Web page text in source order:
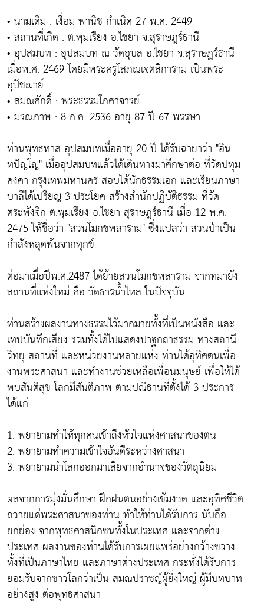
• นามเดิม : เงื่อม พานิช กำเนิด 27 พ.ค. 2449
• สถานที่เกิด : ต.พุมเรียง อ.ไชยา จ.สุราษฎร์ธานี
• อุปสมบท : อุปสมบท ณ วัดอุบล อ.ไชยา จ.สุราษฎร์ธานี
เมื่อพ.ศ. 2469 โดยมีพระครูโสภณเจตสิการาม เป็นพระ
อุปัชฌาย์
• สมณศักดิ์ : พระธรรมโกศาจารย์
• มรณภาพ : 8 ก.ค. 2536 อายุ 87 ปี 67 พรรษา
ท่านพุทธทาส อุปสมบทเมื่ออายุ 20 ปี ได้รับฉายาว่า "อิน
ทปัญโญ" เมื่ออุปสมบทแล้วได้เดินทางมาศึกษาต่อ ที่วัดปทุม
คงคา กรุงเทพมหานคร สอบได้นักธรรมเอก และเรียนภาษา
บาลีได้เปรียญ 3 ประโยค สร้างสำนักปฏิบัติธรรม ที่วัด
ตระพังจิก ต.พุมเรียง อ.ไชยา สุราษฎร์ธานี เมื่อ 12 พ.ค.
2475 ให้ชื่อว่า "สวนโมกขพลาราม" ซึ่งแปลว่า สวนป่าเป็น
กำลังหลุดพ้นจากทุกข์
ต่อมาเมื่อปีพ.ศ.2487 ได้ย้ายสวนโมกขพลาราม จากทมายัง
สถานที่แห่งใหม่ คือ วัดธารน้ำไหล ในปัจจุบัน
ท่านสร้างผลงานทางธรรมไว้มากมายทั้งที่เป็นหนังสือ และ
เทปบันทึกเสียง รวมทั้งได้ไปแสดงปาฐกถาธรรม ทางสถานี
วิทยุ สถานที่ และหน่วยงานหลายแห่ง ท่านได้อุทิศตนเพื่อ
งานพระศาสนา และทำงานช่วยเหลือเพื่อนมนุษย์ เพื่อให้ได้
พบสันติสุข โลกมีสันติภาพ ตามปณิธานที่ตั้งได้ 3 ประการ
ได้แก่
1. พยายามทำให้ทุกคนเข้าถึงหัวใจแห่งศาสนาของตน
2. พยายามทำความเข้าใจอันดีระหว่างศาสนา
3. พยายามนำโลกออกมาเสียจากอำนาจของวัตถุนิยม
ผลจากการมุ่งมั่นศึกษา ฝึกฝนตนอย่างเข้มงวด และอุทิศชีวิต
ถวายแด่พระศาสนาของท่าน ทำให้ท่านได้รับการ นับถือ
ยกย่อง จากพุทธศาสนิกชนทั้งในประเทศ และจากต่าง
ประเทศ ผลงานของท่านได้รับการเผยแพร่อย่างกว้างขวาง
ทั้งที่เป็นภาษาไทย และภาษาต่างประเทศ กระทั่งได้รับการ
ยอมรับจากชาวโลกว่าเป็น สมณปราชญ์ผู้ยิ่งใหญ่ ผู้มีบทบาท
อย่างสูง ต่อพุทธศาสนา